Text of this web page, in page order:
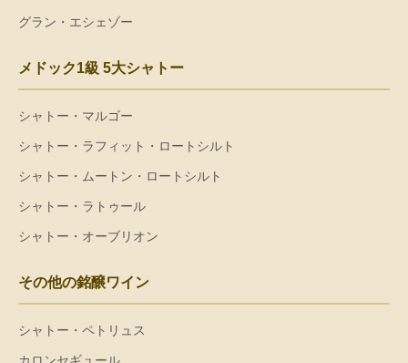
グラン・エシェゾー
メドック1級 5大シャトー
シャトー・マルゴー
シャトー・ラフィット・ロートシルト
シャトー・ムートン・ロートシルト
シャトー・ラトゥール
シャトー・オーブリオン
その他の銘醸ワイン
シャトー・ペトリュス